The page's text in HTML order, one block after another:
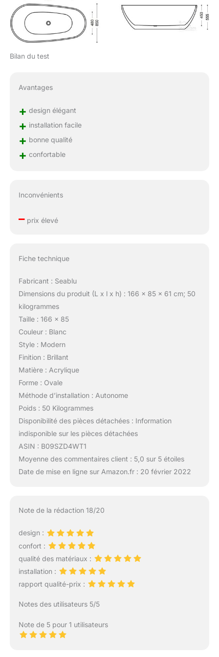
Bilan du test
Avantages
+ design élégant
+ installation facile
+ bonne qualité
+ confortable
Inconvénients
–prix élevé
Fiche technique
Fabricant : Seablu
Dimensions du produit (L x l x h) : 166 x 85 x 61 cm; 50
kilogrammes
Taille : 166 x 85
Couleur : Blanc
Style : Modern
Finition : Brillant
Matière : Acrylique
Forme : Ovale
Méthode d’installation : Autonome
Poids : 50 Kilogrammes
Disponibilité des pièces détachées : Information
indisponible sur les pièces détachées
ASIN : B09SZD4WT1
Moyenne des commentaires client : 5,0 sur 5 étoiles
Date de mise en ligne sur Amazon.fr : 20 février 2022
Note de la rédaction 18/20
design :
confort :
qualité des matériaux :
installation :
rapport qualité-prix :
Notes des utilisateurs 5/5
Note de 5 pour 1 utilisateurs